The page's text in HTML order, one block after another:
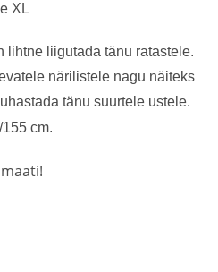
XL
lihtne liigutada tänu ratastele.
närilistele nagu näiteks
tänu suurtele ustele.
cm.